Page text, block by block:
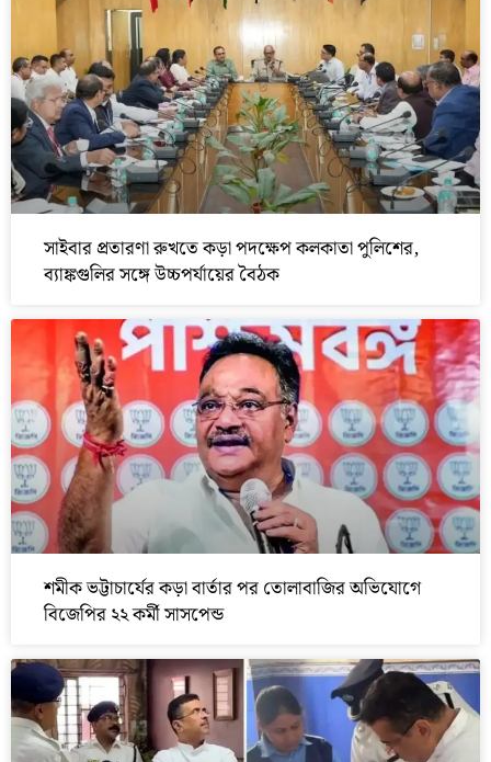
সাইবার প্রতারণা রুখতে কড়া পদক্ষেপ কলকাতা পুলিশের,
ব্যাঙ্কগুলির সঙ্গে উচ্চপর্যায়ের বৈঠক
শমীক ভট্টাচার্যের কড়া বার্তার পর তোলাবাজির অভিযোগে
বিজেপির ২২ কর্মী সাসপেন্ড